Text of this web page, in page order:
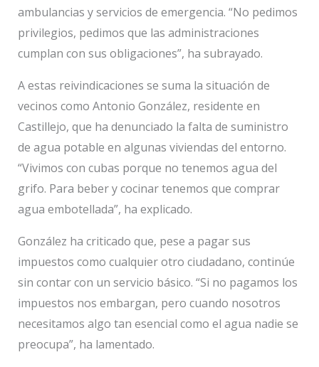
ambulancias y servicios de emergencia. “No pedimos
privilegios, pedimos que las administraciones
cumplan con sus obligaciones”, ha subrayado.
A estas reivindicaciones se suma la situación de
vecinos como Antonio González, residente en
Castillejo, que ha denunciado la falta de suministro
de agua potable en algunas viviendas del entorno.
“Vivimos con cubas porque no tenemos agua del
grifo. Para beber y cocinar tenemos que comprar
agua embotellada”, ha explicado.
González ha criticado que, pese a pagar sus
impuestos como cualquier otro ciudadano, continúe
sin contar con un servicio básico. “Si no pagamos los
impuestos nos embargan, pero cuando nosotros
necesitamos algo tan esencial como el agua nadie se
preocupa”, ha lamentado.